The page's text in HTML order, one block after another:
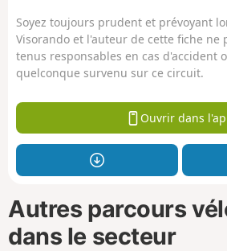
Soyez toujours prudent et prévoyant
Visorando et l'auteur de cette fiche ne
tenus responsables en cas d'accident
quelconque survenu sur ce circuit.
Ouvrir dans
Autres parcours
dans le secteur